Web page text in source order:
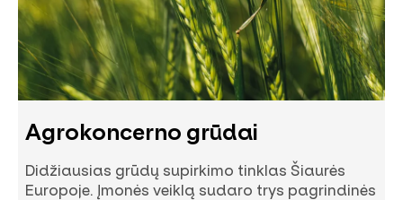
Agrokoncerno grūdai
Didžiausias grūdų supirkimo tinklas Šiaurės
Europoje. Įmonės veiklą sudaro trys pagrindinės